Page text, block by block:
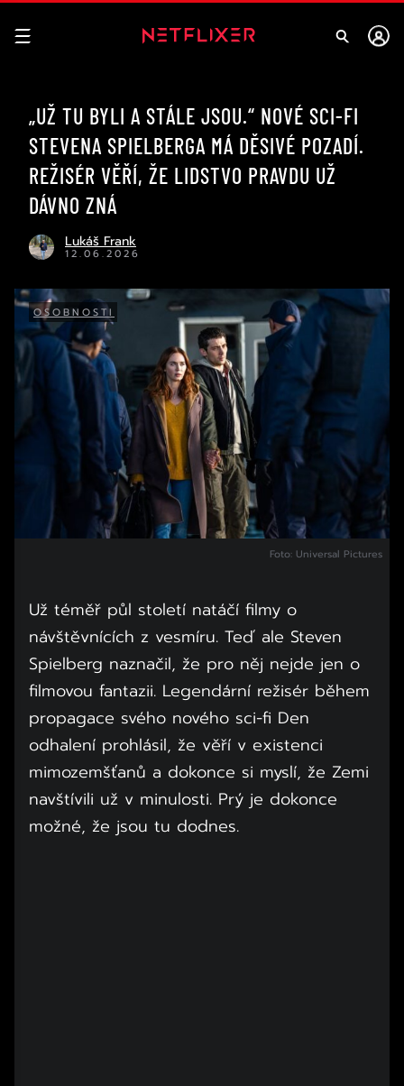
„UŽ TU BYLI A STÁLE JSOU.“ NOVÉ SCI-FI
STEVENA SPIELBERGA MÁ DĚSIVÉ POZADÍ.
REŽISÉR VĚŘÍ, ŽE LIDSTVO PRAVDU UŽ
DÁVNO ZNÁ
Lukáš Frank
12.06.2026
OSOBNOSTI
Foto: Universal Pictures
Už téměř půl století natáčí filmy o
návštěvnících z vesmíru. Teď ale Steven
Spielberg naznačil, že pro něj nejde jen o
filmovou fantazii. Legendární režisér během
propagace svého nového sci-fi Den
odhalení prohlásil, že věří v existenci
mimozemšťanů a dokonce si myslí, že Zemi
navštívili už v minulosti. Prý je dokonce
možné, že jsou tu dodnes.